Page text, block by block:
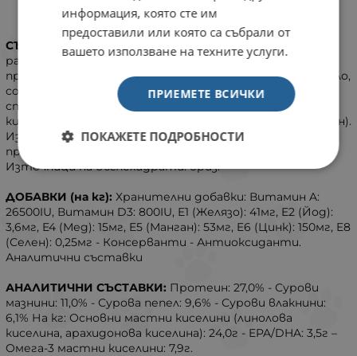
Хранителни вещества, подпомагащи балансирана
храносмилателна система.
СЪСТАВ:
растителни влакнини, хидролизиран животински
протеин, минерали, животински мазнини, рибено масло,
соево масло, моно- и диглицериди на палмитинова и
стеаринова кислини, естерифицирани с лимонена
киселина, екстракт от тагетес (източник на лутеин).
Източници на протеин: дехидратиран патешки
протеин, хидролизиран животински протеин.
Източници на въглехидрати: ориз.
ДОБАВКИ (на кг): Хранителни добавки: Витамин A:
26500IU, Витамин D3: 800IU, E1 (Желязо): 41мг, E2 (Йод):
3,6мг, E4 (Мед): 15мг, E5 (Манган): 53мг, E6 (Цинк): 150мг, E8
(Селен): 0,25мг - Консерванти - Антиоксиданти.
Аналитични съставки
АНАЛИТИЧНИ СЪСТАВКИ: Протеин: 27,0% - Сурови
мазнини: 11,0% - Сурова пепел: 9,6% - Сурови влакнини:
6,1% На кг: Основни мастни киселини (линолова
киселина, арахидонова киселина): 24,0г - EPA/DHA: 3,5г –
Омега-3 мастни киселини: 7,9г.
информация, която сте им
предоставили или която са събрали от
вашето използване на техните услуги.
ПРИЕМЕТЕ ВСИЧКИ
ПОКАЖЕТЕ ПОДРОБНОСТИ